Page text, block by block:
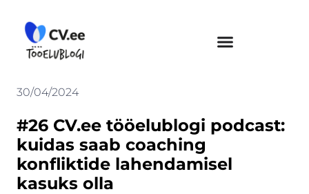
content
30/04/2024
#26 CV.ee tööelublogi podcast:
kuidas saab coaching
konfliktide lahendamisel
kasuks olla